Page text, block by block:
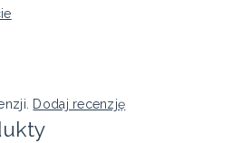
Dodaj recenzję